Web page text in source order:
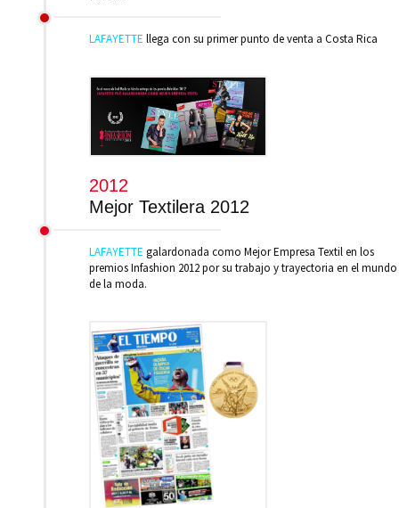
LAFAYETTE llega con su primer punto de venta a Costa Rica
2012
Mejor Textilera 2012
LAFAYETTE galardonada como Mejor Empresa Textil en los
premios Infashion 2012 por su trabajo y trayectoria en el mundo
de la moda.